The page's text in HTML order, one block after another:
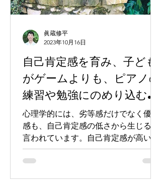
自己肯定感を育み、子ども
がゲームよりも、ピアノの
練習や勉強にのめり込む関
わり方。
心理学的には、劣等感だけでなく優越
感も、自己肯定感の低さから生じると
言われています。自己肯定感が高い人
は、わざわざ他人と自分を比較しなく
ても、自分が素晴らしい存在であるこ
眞蔵修平
2023年10月16日